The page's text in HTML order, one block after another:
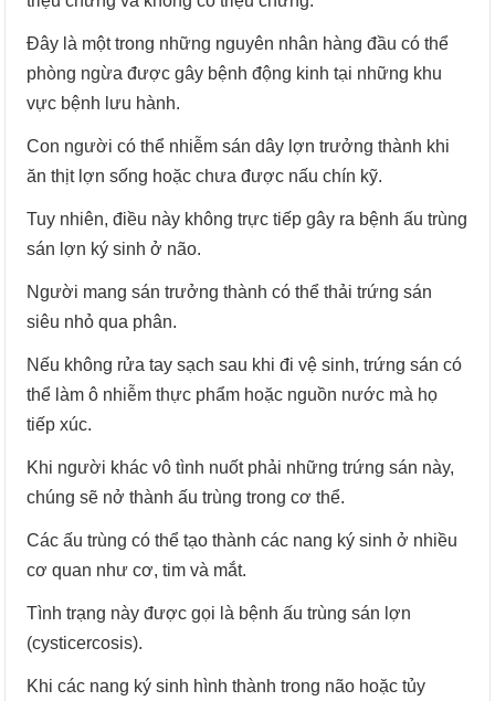
Đây là một trong những nguyên nhân hàng đầu có thể
phòng ngừa được gây bệnh động kinh tại những khu
vực bệnh lưu hành.
Con người có thể nhiễm sán dây lợn trưởng thành khi
ăn thịt lợn sống hoặc chưa được nấu chín kỹ.
Tuy nhiên, điều này không trực tiếp gây ra bệnh ấu trùng
sán lợn ký sinh ở não.
Người mang sán trưởng thành có thể thải trứng sán
siêu nhỏ qua phân.
Nếu không rửa tay sạch sau khi đi vệ sinh, trứng sán có
thể làm ô nhiễm thực phẩm hoặc nguồn nước mà họ
tiếp xúc.
Khi người khác vô tình nuốt phải những trứng sán này,
chúng sẽ nở thành ấu trùng trong cơ thể.
Các ấu trùng có thể tạo thành các nang ký sinh ở nhiều
cơ quan như cơ, tim và mắt.
Tình trạng này được gọi là bệnh ấu trùng sán lợn
(cysticercosis).
Khi các nang ký sinh hình thành trong não hoặc tủy